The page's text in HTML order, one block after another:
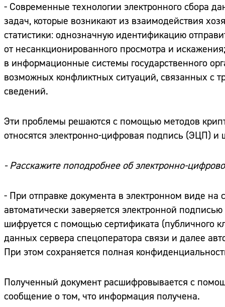
- Современные технологии электронного сбора
задач, которые возникают из взаимодействия
статистики: однозначную идентификацию
от несанкционированного просмотра и
в информационные системы государственного
возможных конфликтных ситуаций, связанных с
сведений.
Эти проблемы решаются с помощью методов
относятся электронно-цифровая подпись (ЭЦП)
- Расскажите поподробнее об электронно-
- При отправке документа в электронном виде
автоматически заверяется электронной
шифруется с помощью сертификата (публичного
данных сервера спецоператора связи и далее
При этом сохраняется полная
Полученный документ расшифровывается с
сообщение о том, что информация получена.